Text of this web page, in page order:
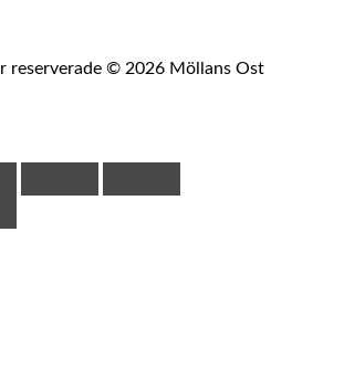
reserverade © 2026 Möllans Ost